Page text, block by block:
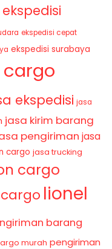
ekspedisi
ekspedisi cepat
ekspedisi surabaya
ekspedisi jasa
jasa kirim barang
pengiriman jasa
cargo jasa trucking
cargo
lionel
barang
murah pengiriman